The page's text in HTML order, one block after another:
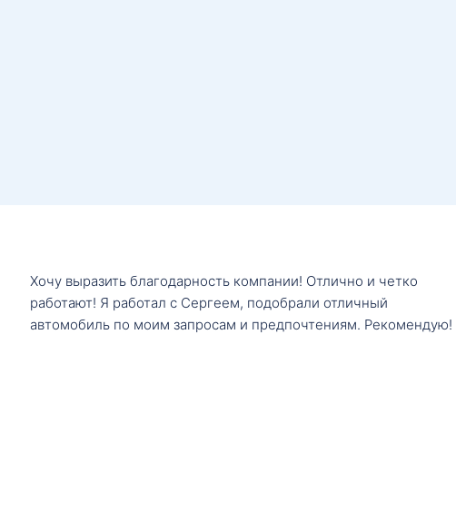
Хочу выразить благодарность компании! Отлично и четко
работают! Я работал с Сергеем, подобрали отличный
автомобиль по моим запросам и предпочтениям. Рекомендую!